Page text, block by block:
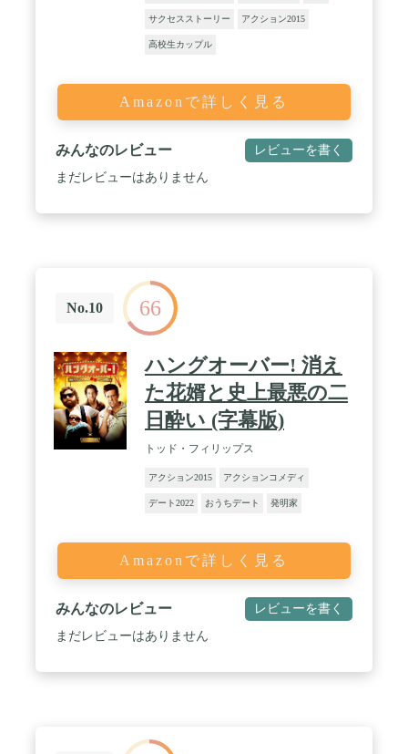
サクセスストーリー アクション2015
高校生カップル
Amazonで詳しく見る
みんなのレビュー レビューを書く
まだレビューはありません
No.10 66
ハングオーバー! 消え
た花婿と史上最悪の二
日酔い (字幕版)
トッド・フィリップス
アクション2015 アクションコメディ
デート2022 おうちデート 発明家
Amazonで詳しく見る
みんなのレビュー レビューを書く
まだレビューはありません